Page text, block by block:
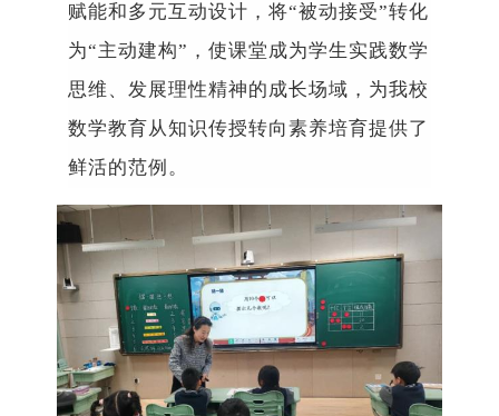
赋能和多元互动设计，将“被动接受”转化
为“主动建构” ，使课堂成为学生实践数学
思维、发展理性精神的成长场域 ，为我校
数学教育从知识传授转向素养培育提供了
鲜活的范例。